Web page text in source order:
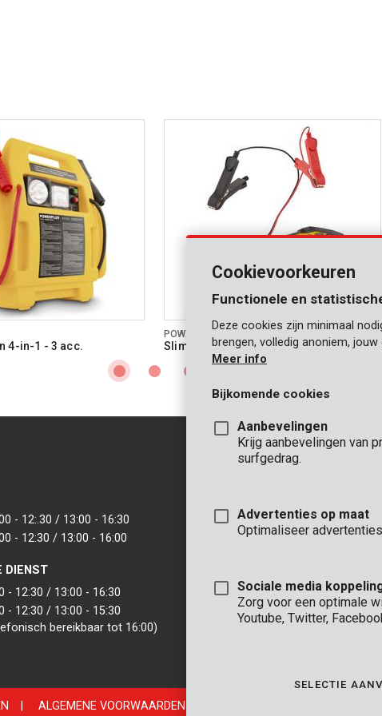
4-in-1 - 3 acc.
POWX4201
Slimme batterijlader 12V 60Ah
- 12:.30 / 13:00 - 16:30
- 12:30 / 13:00 - 16:00
DIENST
- 12:30 / 13:00 - 16:30
- 12:30 / 13:00 - 15:30
bereikbaar tot 16:00)
CONTACT
INFO
VARO - Vic. Van Rompuy nv
Joseph Van Instraat 9
VARO IBERICA
ALGEMENE VOORWAARDEN
Cookievoorkeuren
Functionele en
Deze cookies zijn minimaal
brengen, volledig anoniem,
Meer info
Bijkomende cookies
Aanbevelingen
Krijg aanbevelingen van
surfgedrag.
Advertenties op maat
Optimaliseer
Sociale media
Zorg voor een optimale
Youtube, Twitter,
SELECTIE